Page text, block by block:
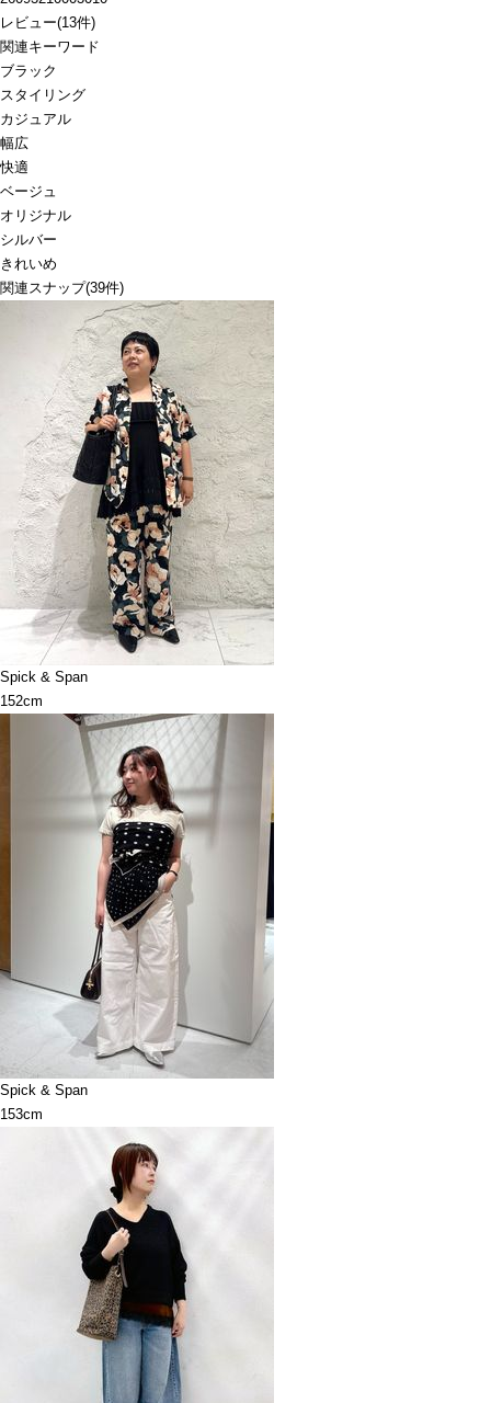
レビュー(13件)
関連キーワード
ブラック
スタイリング
カジュアル
幅広
快適
ベージュ
オリジナル
シルバー
きれいめ
関連スナップ(39件)
Spick & Span
152cm
Spick & Span
153cm